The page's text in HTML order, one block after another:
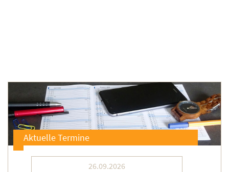
Aktuelle Termine
26.09.2026